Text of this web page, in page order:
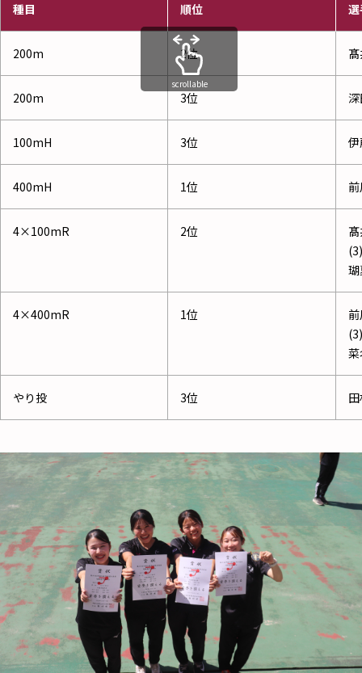
種目 順位
200m 2位
200m 3位
100mH 3位
400mH 1位
4×100mR 2位
4×400mR 1位
やり投 3位
scrollable